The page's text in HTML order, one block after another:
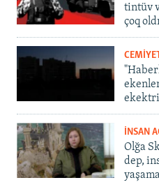
tintüv
çoq
İNSAN
Olğa
dep,